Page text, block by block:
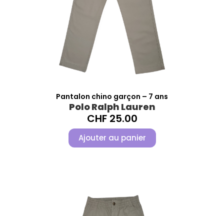
Pantalon chino garçon – 7 ans
Polo Ralph Lauren
CHF25.00
Ajouter au panier